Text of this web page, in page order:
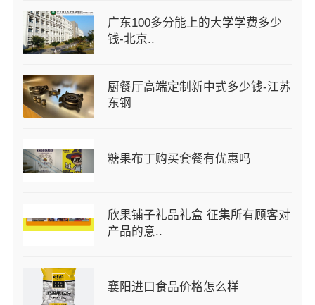
广东100多分能上的大学学费多少
钱-北京..
厨餐厅高端定制新中式多少钱-江苏
东钢
糖果布丁购买套餐有优惠吗
欣果铺子礼品礼盒 征集所有顾客对
产品的意..
襄阳进口食品价格怎么样